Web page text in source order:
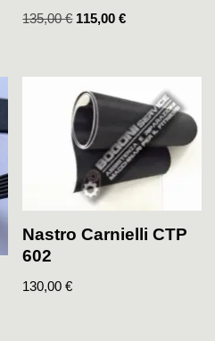
135,00€ 115,00€
Nastro Carnielli CTP
602
130,00€